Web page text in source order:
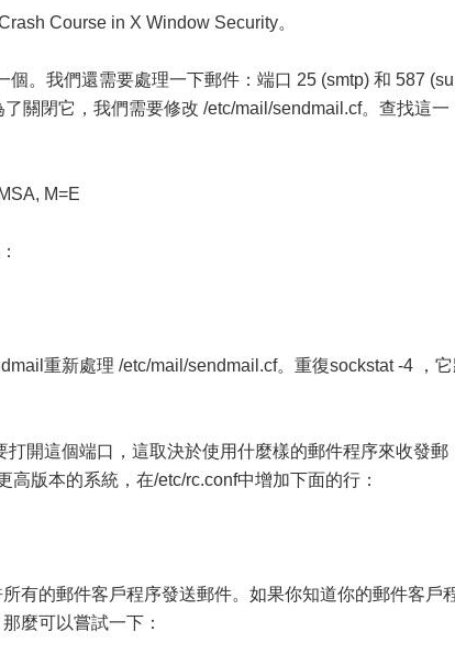
Course in X Window Security。
。我們還需要處理一下郵件：端口 25 (smtp) 和 587
關閉它，我們需要修改 /etc/mail/sendmail.cf。查找這一
M=E
重新處理 /etc/mail/sendmail.cf。重復sockstat -4 ，
開這個端口，這取決於使用什麼樣的郵件程序來收發郵
版本的系統，在/etc/rc.conf中增加下面的行：
有的郵件客戶程序發送郵件。如果你知道你的郵件客戶
麼可以嘗試一下：